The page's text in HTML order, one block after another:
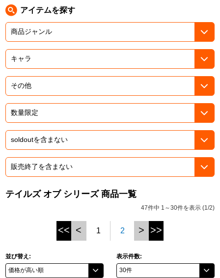
パックマン
ナムコクラシック
ガンダムシリーズ
ドラゴンボール
ラブライブ！
ラブライブ！サンシャイン‼
アイドリッシュセブン
モフモフパレード
アイテムを探す
テイルズ オブ シリーズ 商品一覧
47件中 1～30件を表示 (1/2)
<< < 1 2 > >>
並び替え: 表示件数: